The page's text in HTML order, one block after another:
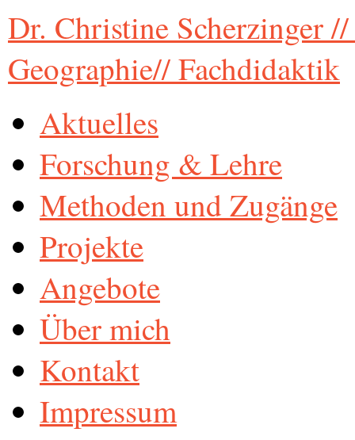
Dr. Christine Scherzinger
Geographie// Fachdidaktik
Aktuelles
Forschung & Lehre
Methoden und Zugänge
Projekte
Angebote
Über mich
Kontakt
Impressum